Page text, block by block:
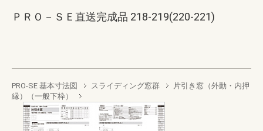
ＰＲＯ－ＳＥ直送完成品 218-219(220-221)
PRO-SE 基本寸法図 スライディング窓群
片引き窓（外動・内押
縁）（一般下枠）